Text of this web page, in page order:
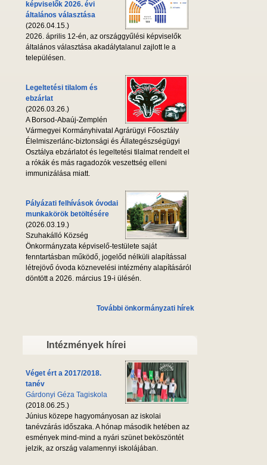
képviselők 2026. évi
általános választása
(2026.04.15.)
2026. április 12-én, az országgyűlési képviselők
általános választása akadálytalanul zajlott le a
településen.
Legeltetési tilalom és
ebzárlat
(2026.03.26.)
A Borsod-Abaúj-Zemplén
Vármegyei Kormányhivatal Agrárügyi Főosztály
Élelmiszerlánc-biztonsági és Állategészségügyi
Osztálya ebzárlatot és legeltetési tilalmat rendelt el
a rókák és más ragadozók veszettség elleni
immunizálása miatt.
Pályázati felhívások óvodai
munkakörök betöltésére
(2026.03.19.)
Szuhakálló Község
Önkormányzata képviselő-testülete saját
fenntartásban működő, jogelőd nélküli alapítással
létrejövő óvoda köznevelési intézmény alapításáról
döntött a 2026. március 19-i ülésén.
További önkormányzati hírek
Intézmények hírei
Véget ért a 2017/2018.
tanév
Gárdonyi Géza Tagiskola
(2018.06.25.)
Június közepe hagyományosan az iskolai
tanévzárás időszaka. A hónap második hetében az
esmények mind-mind a nyári szünet beköszöntét
jelzik, az ország valamennyi iskolájában.